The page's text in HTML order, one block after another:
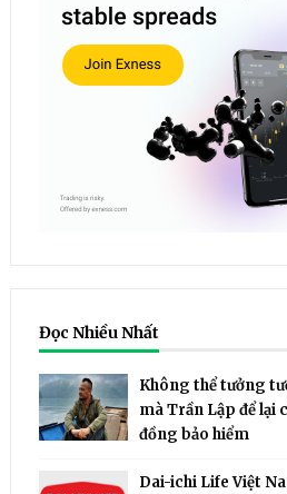
Đọc Nhiều Nhất
Không thể tưởng
mà Trần Lập để lại
đồng bảo hiểm
Dai-ichi Life Việt